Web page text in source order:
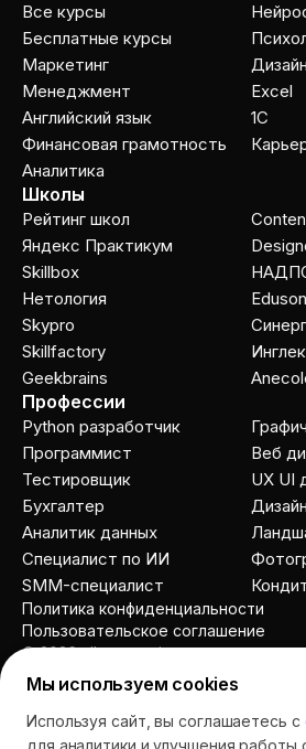
Все курсы
Бесплатные курсы
Маркетинг
Менеджмент
Английский язык
Финансовая грамотность
Аналитика
Дизайн
Excel
1C
Школы
Рейтинг школ
Яндекс Практикум
Skillbox
Нетология
Skypro
Skillfactory
Geekbrains
Профессии
Python разработчик
Программист
Тестировщик
Бухгалтер
Аналитик данных
Специалист по ИИ
SMM-специалист
Веб
UX UI
© 2026 allcourses.io
Пользовательское соглашение
Политика конфиденциальности
Мы используем cookies
Используя сайт, вы соглашаетесь с
для аналитики и улучшения работы